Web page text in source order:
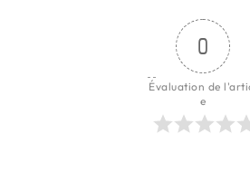
0
Évaluation de
e